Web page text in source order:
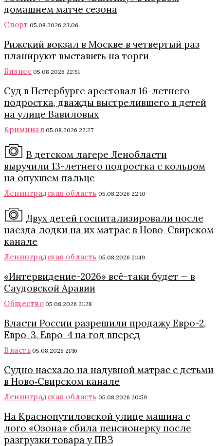
домашнем матче сезона
Спорт 05.08.2026 23:06
Рижский вокзал в Москве в четвертый раз
планируют выставить на торги
Бизнес 05.08.2026 22:51
Суд в Петербурге арестовал 16-летнего
подростка, дважды выстрелившего в детей
на улице Вавиловых
Криминал 05.08.2026 22:27
В детском лагере Ленобласти
выручили 13-летнего подростка с кольцом
на опухшем пальце
Ленинградская область 05.08.2026 22:10
Двух детей госпитализировали после
наезда лодки на их матрас в Ново-Свирском
канале
Ленинградская область 05.08.2026 21:49
«Интервидение-2026» всё-таки будет — в
Саудовской Аравии
Общество 05.08.2026 21:28
Власти России разрешили продажу Евро-2,
Евро-3, Евро-4 на год вперед
Власть 05.08.2026 21:16
Судно наехало на надувной матрас с детьми
в Ново‑Свирском канале
Ленинградская область 05.08.2026 20:59
На Краснопутиловской улице машина с
лого «Озона» сбила пенсионерку после
разгрузки товара у ПВЗ